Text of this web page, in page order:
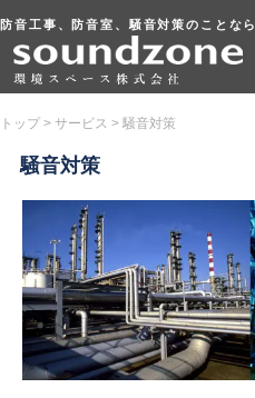
防音工事、防音室、騒音対策のことなら
トップ > サービス > 騒音対策
騒音対策